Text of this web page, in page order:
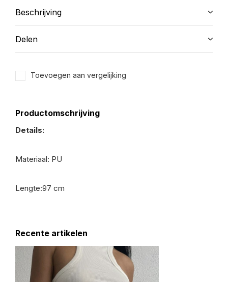
Beschrijving
Delen
Toevoegen aan vergelijking
Productomschrijving
Details:
Materiaal: PU
Lengte:97 cm
Recente artikelen